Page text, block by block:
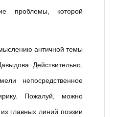
проблемы, которой
античной темы
Действительно,
непосредственное
Пожалуй, можно
главных линий поэзии